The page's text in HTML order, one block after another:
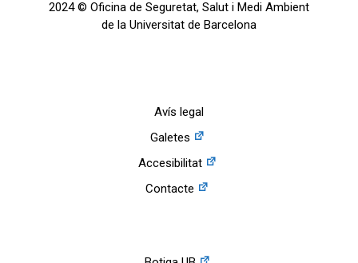
2024 © Oficina de Seguretat, Salut i Medi Ambient
de la Universitat de Barcelona
Avís legal
Galetes
Accesibilitat
Contacte